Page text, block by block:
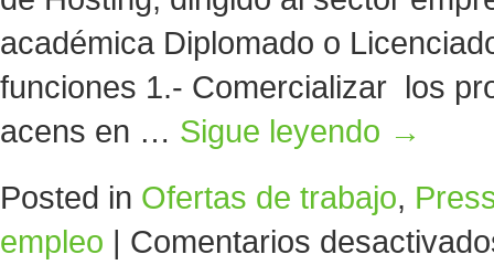
académica Diplomado o
funciones 1.- Comercializar los
acens en … Sigue leyendo →
Posted in Ofertas de trabajo,
empleo | Comentarios